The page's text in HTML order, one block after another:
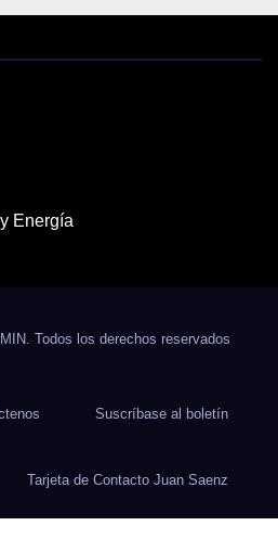
Energía
Todos los derechos reservados
Suscríbase al boletín
Tarjeta de Contacto Juan Saenz